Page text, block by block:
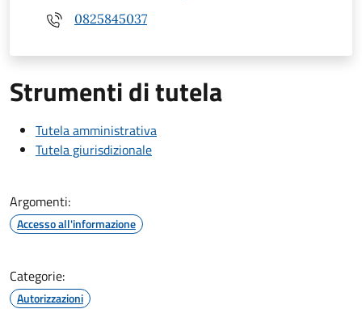
0825845037
Strumenti di tutela
Tutela amministrativa
Tutela giurisdizionale
Argomenti:
Accesso all'informazione
Categorie:
Autorizzazioni